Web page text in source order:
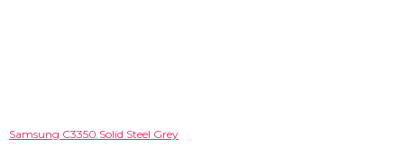
Samsung C3350 Solid Steel Grey